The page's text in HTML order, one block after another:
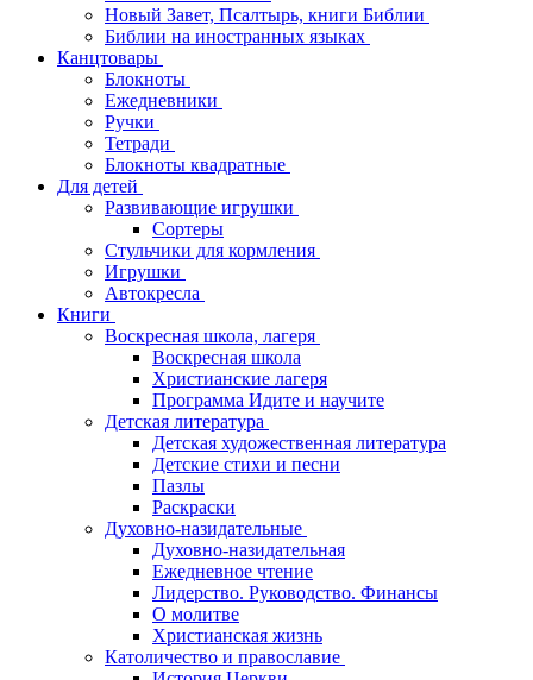
Новый Завет, Псалтырь, книги Библии
Библии на иностранных языках
Канцтовары
Блокноты
Ежедневники
Ручки
Тетради
Блокноты квадратные
Для детей
Развивающие игрушки
Сортеры
Стульчики для кормления
Игрушки
Автокресла
Книги
Воскресная школа, лагеря
Воскресная школа
Христианские лагеря
Программа Идите и научите
Детская литература
Детская художественная литература
Детские стихи и песни
Пазлы
Раскраски
Духовно-назидательные
Духовно-назидательная
Ежедневное чтение
Лидерство. Руководство. Финансы
О молитве
Христианская жизнь
Католичество и православие